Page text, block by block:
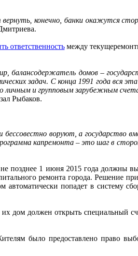
конечно, банки окажутся
ответственностьмежду
балансодержатель домов –
задач. С конца 1991 года вся
личным и групповым зарубежным
Рыбаков.
воруют, а государство
капремонта – это шаг в
позднее 1 июня 2015 года должны
ремонта города. Решение
попадет в систему
дом должен открыть специальный
было предоставлено право